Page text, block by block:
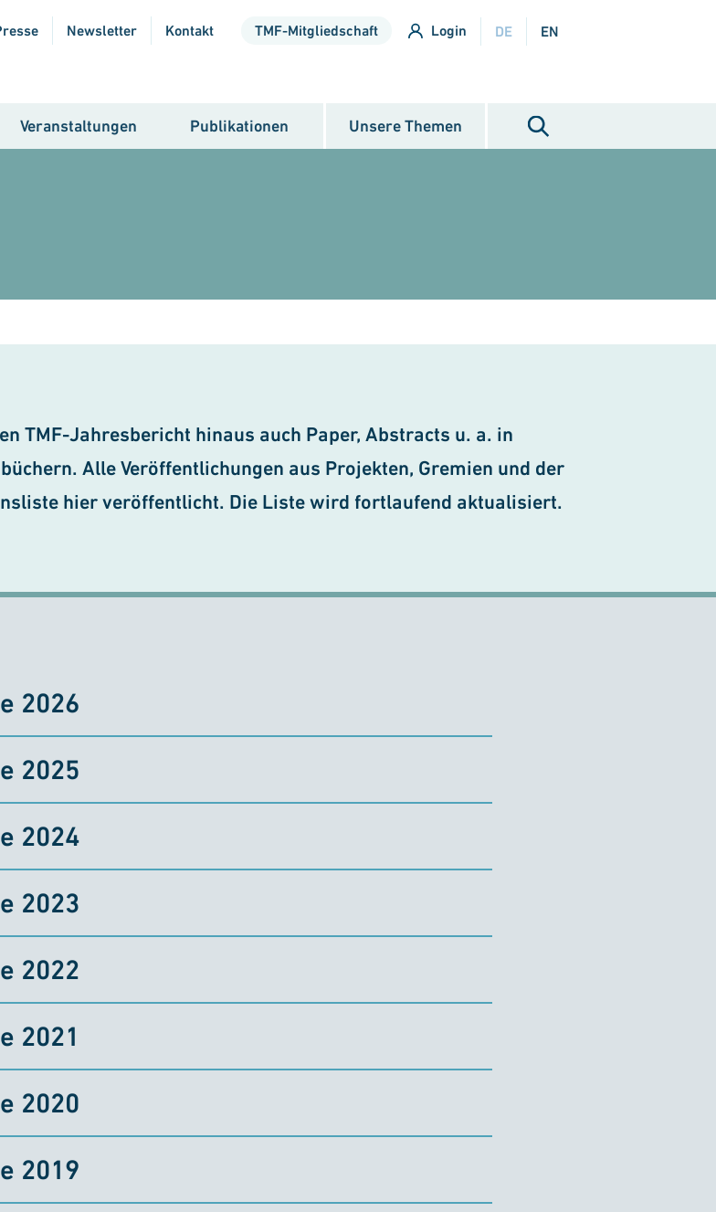
Newsletter Kontakt TMF-Mitgliedschaft Login DE EN
Veranstaltungen Publikationen Unsere Themen
TMF-Jahres­bericht hinaus auch Paper, Abstracts u. a. in
Alle Veröffent­lichungen aus Projekten, Gremien und der
hier veröffentlicht. Die Liste wird fortlaufend aktualisiert.
2026
2025
2024
2023
2022
2021
2020
2019